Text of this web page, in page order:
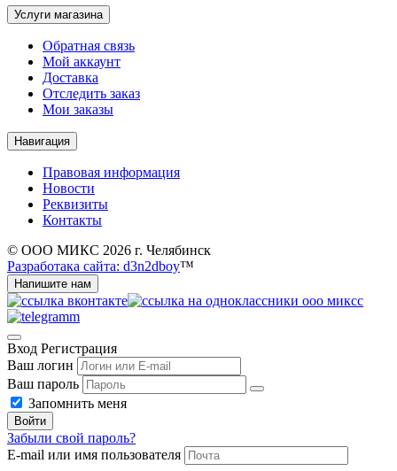
Услуги магазина
Обратная связь
Мой аккаунт
Доставка
Отследить заказ
Мои заказы
Навигация
Правовая информация
Новости
Реквизиты
Контакты
© ООО МИКС 2026 г. Челябинск
Разработака сайта: d3n2dboy™
Напишите нам
Вход Регистрация
Ваш логин
Ваш пароль
Запомнить меня
Войти
Забыли свой пароль?
E-mail или имя пользователя